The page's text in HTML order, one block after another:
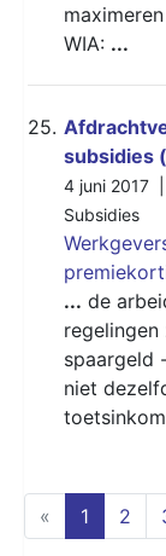
WIA: ...
25.
subsidies
4 juni 2017 |
Subsidies
... de
spaargeld
niet
« 1 (current)
2